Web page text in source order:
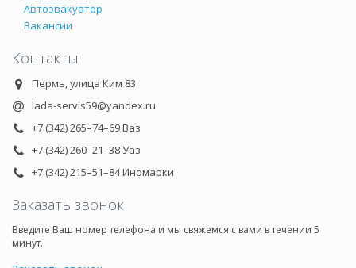
Автоэвакуатор
Вакансии
Контакты
Пермь, улица Ким 83
lada-servis59@yandex.ru
+7 (342) 265–74–69 Ваз
+7 (342) 260–21–38 Уаз
+7 (342) 215–51–84 Иномарки
Заказать звонок
Введите Ваш номер телефона и мы свяжемся с вами в течении 5
минут.